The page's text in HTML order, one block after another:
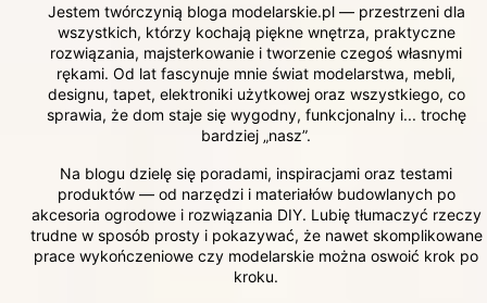
Jestem twórczynią bloga modelarskie.pl — przestrzeni dla
wszystkich, którzy kochają piękne wnętrza, praktyczne
rozwiązania, majsterkowanie i tworzenie czegoś własnymi
rękami. Od lat fascynuje mnie świat modelarstwa, mebli,
designu, tapet, elektroniki użytkowej oraz wszystkiego, co
sprawia, że dom staje się wygodny, funkcjonalny i... trochę
bardziej „nasz”.
Na blogu dzielę się poradami, inspiracjami oraz testami
produktów — od narzędzi i materiałów budowlanych po
akcesoria ogrodowe i rozwiązania DIY. Lubię tłumaczyć rzeczy
trudne w sposób prosty i pokazywać, że nawet skomplikowane
prace wykończeniowe czy modelarskie można oswoić krok po
kroku.